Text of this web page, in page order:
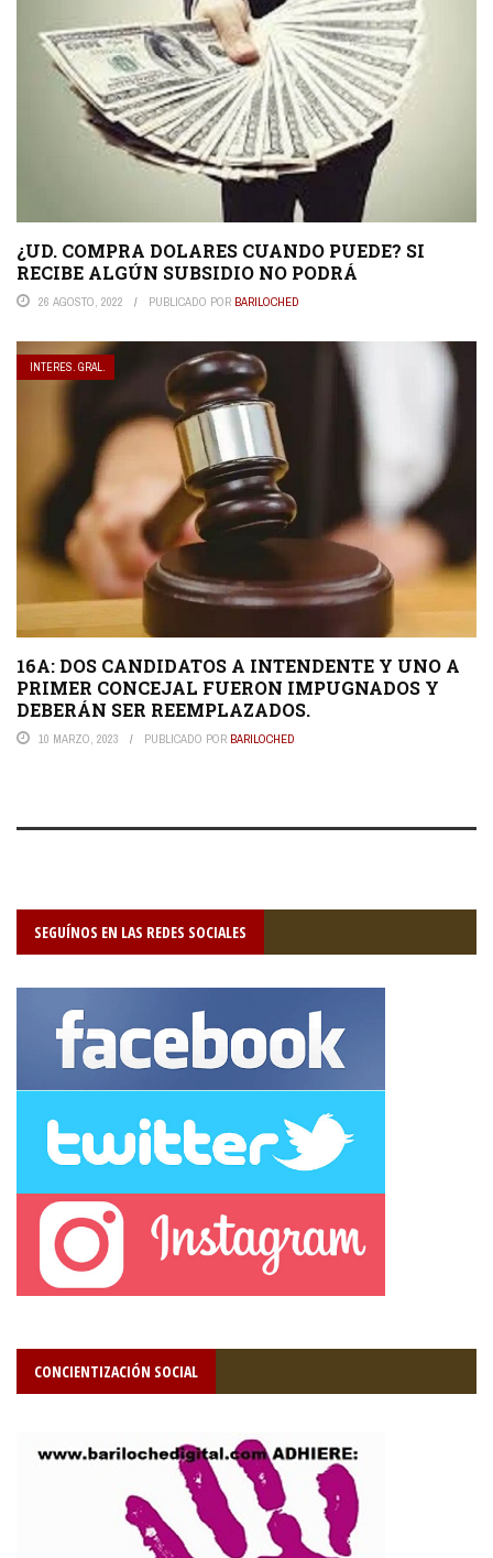
¿UD. COMPRA DOLARES CUANDO PUEDE? SI
RECIBE ALGÚN SUBSIDIO NO PODRÁ
26 AGOSTO, 2022 PUBLICADO POR BARILOCHED
INTERES. GRAL.
16A: DOS CANDIDATOS A INTENDENTE Y UNO A
PRIMER CONCEJAL FUERON IMPUGNADOS Y
DEBERÁN SER REEMPLAZADOS.
10 MARZO, 2023 PUBLICADO POR BARILOCHED
SEGUÍNOS EN LAS REDES SOCIALES
CONCIENTIZACIÓN SOCIAL